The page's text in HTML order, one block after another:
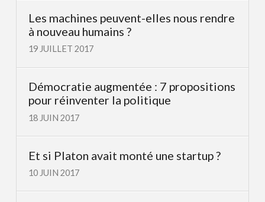
Les machines peuvent-elles nous rendre
à nouveau humains ?
19 JUILLET 2017
Démocratie augmentée : 7 propositions
pour réinventer la politique
18 JUIN 2017
Et si Platon avait monté une startup ?
10 JUIN 2017